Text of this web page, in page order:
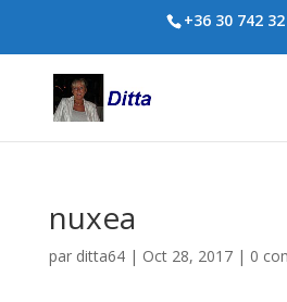
+36 30 742
nuxea
par ditta64| Oct 28, 2017| 0